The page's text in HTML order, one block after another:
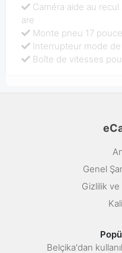
Caméra aide au
are
Monte pneu 17
Interrupteur mode
Boîte de vitesses
Genel
Gizlilik ve
Belçika'dan